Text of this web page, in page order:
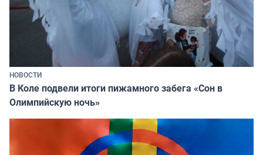
НОВОСТИ
В Коле подвели итоги пижамного забега «Сон в
Олимпийскую ночь»